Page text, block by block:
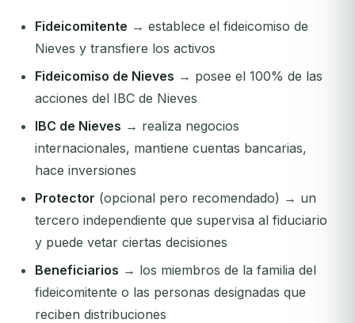
Fideicomitente → establece el fideicomiso de
Nieves y transfiere los activos
Fideicomiso de Nieves → posee el 100% de las
acciones del IBC de Nieves
IBC de Nieves → realiza negocios
internacionales, mantiene cuentas bancarias,
hace inversiones
Protector (opcional pero recomendado) → un
tercero independiente que supervisa al fiduciario
y puede vetar ciertas decisiones
Beneficiarios → los miembros de la familia del
fideicomitente o las personas designadas que
reciben distribuciones